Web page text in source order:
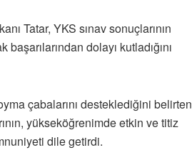
Tatar, YKS sınav sonuçlarının
dolayı kutladığını
çabalarını desteklediğini belirten
yükseköğrenimde etkin ve titiz
dile getirdi.